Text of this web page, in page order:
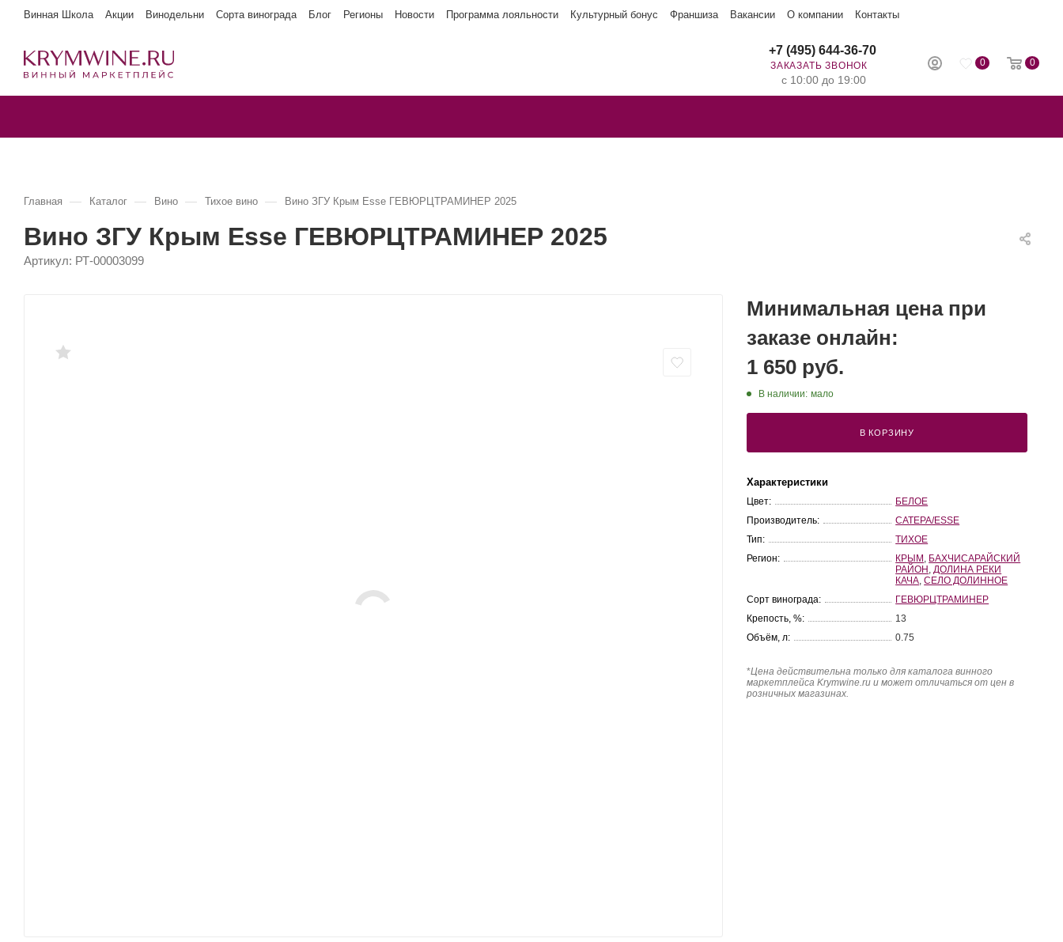
Винная Школа Акции Винодельни Сорта винограда Блог Регионы Новости Программа лояльности Культурный бонус Франшиза Вакансии О компании Контакты
0 0
+7 (495) 644-36-70
ЗАКАЗАТЬ ЗВОНОК
с 10:00 до 19:00
Главная — Каталог — Вино — Тихое вино — Вино ЗГУ Крым Esse ГЕВЮРЦТРАМИНЕР 2025
Вино ЗГУ Крым Esse ГЕВЮРЦТРАМИНЕР 2025
Артикул: РТ-00003099
Минимальная цена при
заказе онлайн:
1 650 руб.
В наличии: мало
В КОРЗИНУ
Характеристики
Цвет:
БЕЛОЕ
Производитель:
САТЕРА/ESSE
Тип:
ТИХОЕ
Регион:
КРЫМ БАХЧИСАРАЙСКИЙ
РАЙОН ДОЛИНА РЕКИ
КАЧА ,СЕЛО ДОЛИННОЕ
Сорт винограда:
ГЕВЮРЦТРАМИНЕР
Крепость, %:
13
Объём, л:
0.75
*Цена действительна только для каталога винного
маркетплейса Krymwine.ru и может отличаться от цен в
розничных магазинах.